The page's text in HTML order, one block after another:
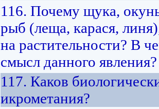
116. Почему щука,
рыб (леща, карася,
на растительности? В
смысл данного явления?
117. Каков
икрометания?